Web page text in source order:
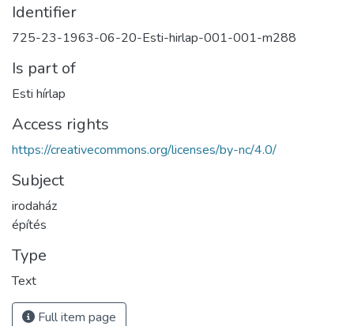
Identifier
725-23-1963-06-20-Esti-hirlap-001-001-m288
Is part of
Esti hírlap
Access rights
https://creativecommons.org/licenses/by-nc/4.0/
Subject
irodaház
építés
Type
Text
Full item page